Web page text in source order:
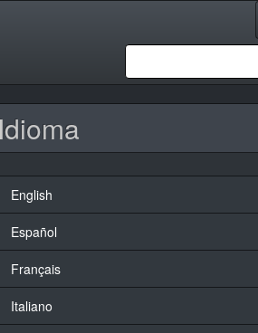
Idioma
English
Español
Français
Italiano